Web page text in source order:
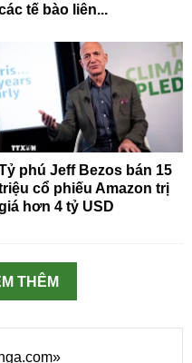
tế bào liên...
phú Jeff Bezos bán 15
cổ phiếu Amazon trị
hơn 4 tỷ USD
THÊM